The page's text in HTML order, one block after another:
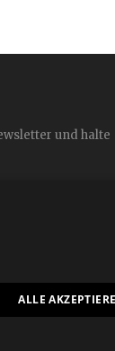
und halte
ALLE